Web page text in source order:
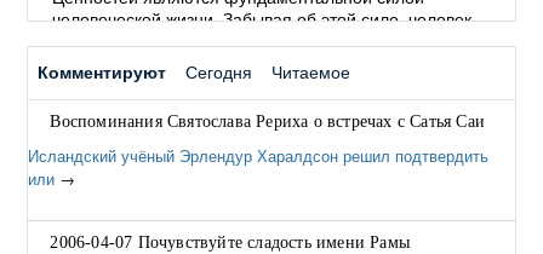
человеческой жизни. Забывая об этой силе, человек
начинает полагаться на силы мирские. В древние
времена люди понимали, что пять Общечеловеческих
Ценностей необходимы для Покоя и процветания во
всём мире. Мы не→
Комментируют Сегодня Читаемое
Воспоминания Святослава Рериха о встречах с Сатья Саи
Исландский учёный Эрлендур Харалдсон решил подтвердить
или →
2006-04-07 Почувствуйте сладость имени Рамы